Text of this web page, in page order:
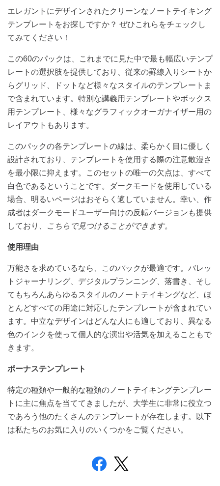
エレガントにデザインされたクリーンなノートテイキング
テンプレートをお探しですか？ ぜひこれらをチェックし
てみてください！
この60のパックは、これまでに見た中で最も幅広いテンプ
レートの選択肢を提供しており、従来の罫線入りシートか
らグリッド、ドットなど様々なスタイルのテンプレートま
で含まれています。特別な講義用テンプレートやボックス
用テンプレート、様々なグラフィックオーガナイザー用の
レイアウトもあります。
このパックの各テンプレートの線は、柔らかく目に優しく
設計されており、テンプレートを使用する際の注意散漫さ
を最小限に抑えます。このセットの唯一の欠点は、すべて
白色であるということです。ダークモードを使用している
場合、明るいページはおそらく適していません。幸い、作
成者はダークモードユーザー向けの反転バージョンも提供
しており、
こちらで見つけることができます。
使用理由
万能さを求めているなら、このパックが最適です。バレッ
トジャーナリング、デジタルプランニング、落書き、そし
てもちろんあらゆるスタイルのノートテイキングなど、ほ
とんどすべての用途に対応したテンプレートが含まれてい
ます。中立なデザインはどんな人にも適しており、異なる
色のインクを使って個人的な演出や活気を加えることもで
きます。
ボーナステンプレート
特定の種類や一般的な種類のノートテイキングテンプレー
トに主に焦点を当ててきましたが、大学生に非常に役立つ
であろう他のたくさんのテンプレートが存在します。以下
は私たちのお気に入りのいくつかをご覧ください。